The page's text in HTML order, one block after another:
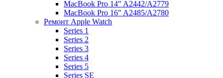
MacBook Pro 14" A2442/A2779
MacBook Pro 16" A2485/A2780
Ремонт Apple Watch
Series 1
Series 2
Series 3
Series 4
Series 5
Series SE